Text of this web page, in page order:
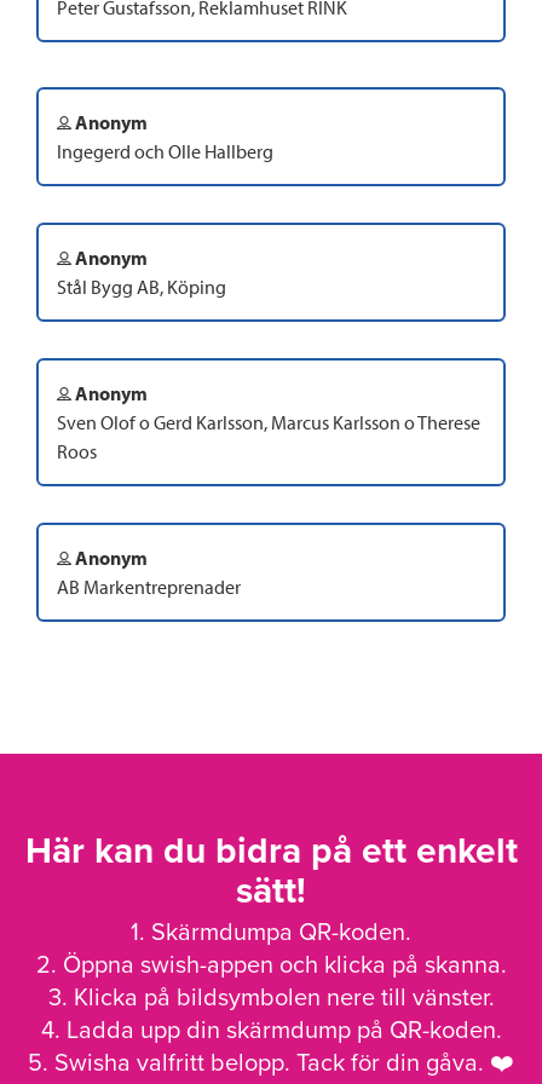
Peter Gustafsson, Reklamhuset RINK
Anonym
Ingegerd och Olle Hallberg
Anonym
Stål Bygg AB, Köping
Anonym
Sven Olof o Gerd Karlsson, Marcus Karlsson o Therese
Roos
Anonym
AB Markentreprenader
Här kan du bidra på ett enkelt
sätt!
1. Skärmdumpa QR-koden.
2. Öppna swish-appen och klicka på skanna.
3. Klicka på bildsymbolen nere till vänster.
4. Ladda upp din skärmdump på QR-koden.
5. Swisha valfritt belopp. Tack för din gåva. ❤️